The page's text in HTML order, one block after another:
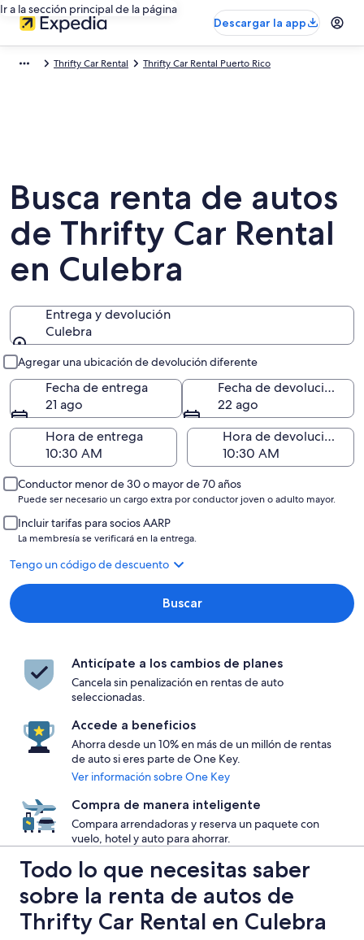
Ir a la sección principal de la página
Descargar la app
Thrifty Car Rental Thrifty Car Rental Puerto Rico
Busca renta de autos
de Thrifty Car Rental
en Culebra
Entrega y devolución
Culebra
Agregar una ubicación de devolución diferente
Fecha de entrega
21 ago
Fecha de devolución
22 ago
Hora de entrega
Hora de devolución
Conductor menor de 30 o mayor de 70 años
Puede ser necesario un cargo extra por conductor joven o adulto mayor.
Incluir tarifas para socios AARP
La membresía se verificará en la entrega.
Tengo un código de descuento
Buscar
Anticípate a los cambios de planes
Cancela sin penalización en rentas de auto
seleccionadas.
Accede a beneficios
Ahorra desde un 10% en más de un millón de rentas
de auto si eres parte de One Key.
Ver información sobre One Key
Compra de manera inteligente
Compara arrendadoras y reserva un paquete con
vuelo, hotel y auto para ahorrar.
Todo lo que necesitas saber
sobre la renta de autos de
Thrifty Car Rental en Culebra